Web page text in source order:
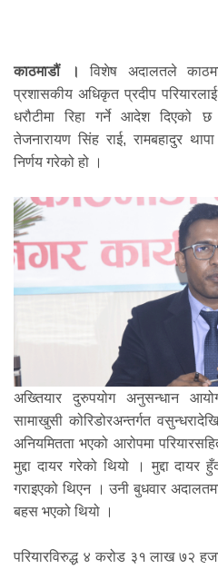
काठमाडौं ।
विशेष अदालतले
प्रशासकीय अधिकृत प्रदीप परियारलाई
धरौटीमा रिहा गर्ने आदेश
तेजनारायण सिंह राई, रामबहादुर
निर्णय गरेको हो ।
अख्तियार दुरुपयोग अनुसन्धान
सामाखुसी कोरिडोरअन्तर्गत
अनियमितता भएको आरोपमा
मुद्दा दायर गरेको थियो । मुद्दा दायर
गराइएको थिएन । उनी बुधवार
बहस भएको थियो ।
परियारविरुद्ध ४ करोड ३१ लाख ७२